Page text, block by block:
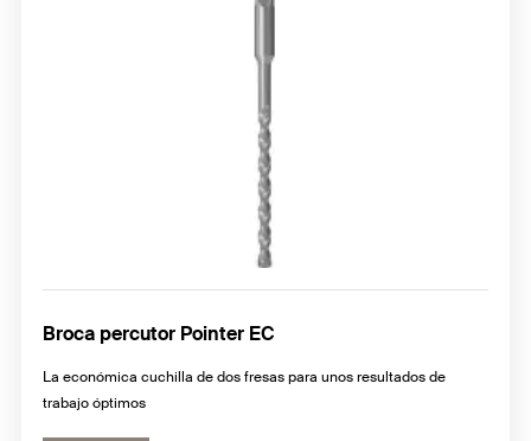
Broca percutor Pointer EC
La económica cuchilla de dos fresas para unos resultados de
trabajo óptimos